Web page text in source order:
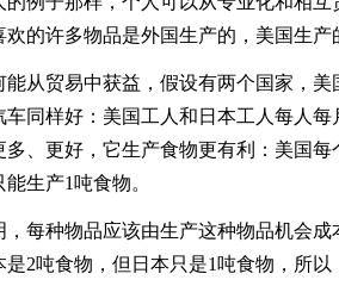
的许多物品是外国生产的，美国生
能从贸易中获益，假设有两个国家，
同样好：美国工人和日本工人每人
多、更好，它生产食物更有利：美国
生产1吨食物。
，每种物品应该由生产这种物品机会
是2吨食物，但日本只是1吨食物，所